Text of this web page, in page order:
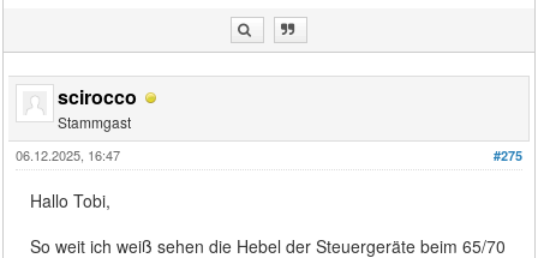
scirocco
Stammgast
#275
06.12.2025, 16:47
Hallo Tobi,
So weit ich weiß sehen die Hebel der Steuergeräte beim 65/70